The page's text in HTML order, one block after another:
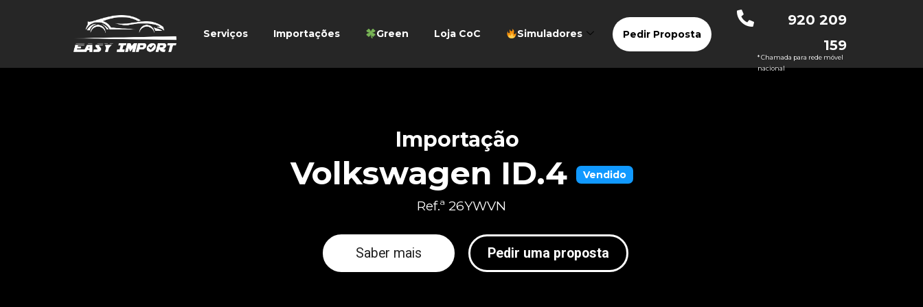
Serviços Importações Green Loja CoC Simuladores Pedir Proposta
920 209
159
* Chamada para rede móvel
nacional
Importação
Volkswagen ID.4 Vendido
Ref.ª 26YWVN
Saber mais Pedir uma proposta